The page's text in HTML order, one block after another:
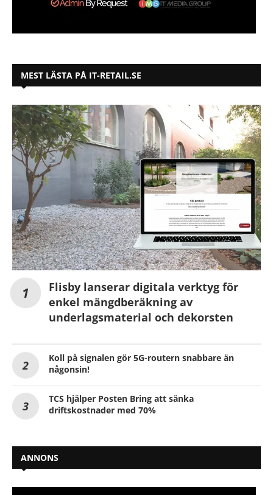
MEST LÄSTA PÅ IT-RETAIL.SE
Flisby lanserar digitala verktyg för
enkel mängdberäkning av
underlagsmaterial och dekorsten
Koll på signalen gör 5G-routern snabbare än
någonsin!
TCS hjälper Posten Bring att sänka
driftskostnader med 70%
ANNONS